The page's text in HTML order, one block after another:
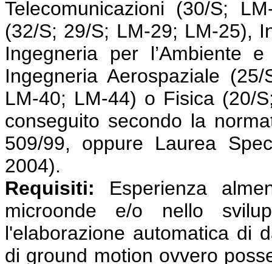
Telecomunicazioni (30/S;
(32/S; 29/S; LM-29; LM-25),
Ingegneria per l’Ambiente
Ingegneria Aerospaziale
LM-40; LM-44) o Fisica (20/
conseguito secondo la
509/99, oppure Laurea
2004).
Requisiti: Esperienza
microonde e/o nello
l'elaborazione automatica di
di ground motion ovvero